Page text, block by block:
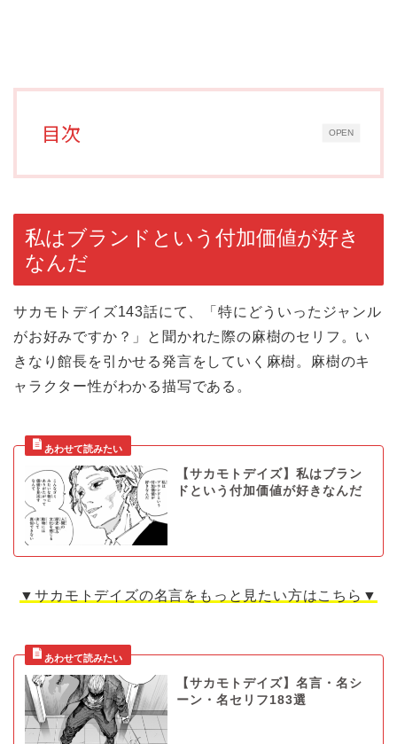
OPEN
目次
私はブランドという付加価値が好き
なんだ
サカモトデイズ143話にて、「特にどういったジャンル
がお好みですか？」と聞かれた際の麻樹のセリフ。い
きなり館長を引かせる発言をしていく麻樹。麻樹のキ
ャラクター性がわかる描写である。
【サカモトデイズ】私はブラン
ドという付加価値が好きなんだ
▼サカモトデイズの名言をもっと見たい方はこちら▼
【サカモトデイズ】名言・名シ
ーン・名セリフ183選